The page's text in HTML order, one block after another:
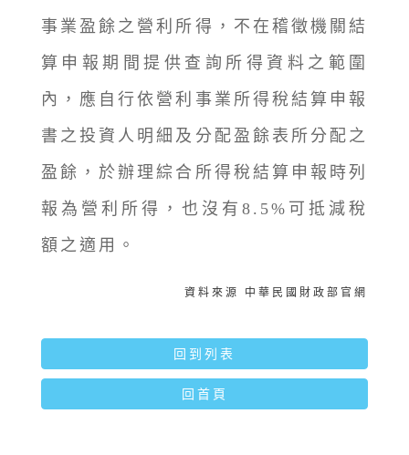
事業盈餘之營利所得，不在稽徵機關結
算申報期間提供查詢所得資料之範圍
內，應自行依營利事業所得稅結算申報
書之投資人明細及分配盈餘表所分配之
盈餘，於辦理綜合所得稅結算申報時列
報為營利所得，也沒有8.5%可抵減稅
額之適用。
資料來源 中華民國財政部官網
回到列表
回首頁